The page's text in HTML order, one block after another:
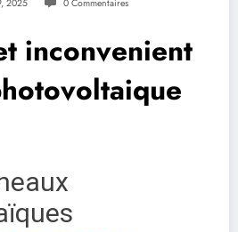
2025 0 Commentaires
inconvenient